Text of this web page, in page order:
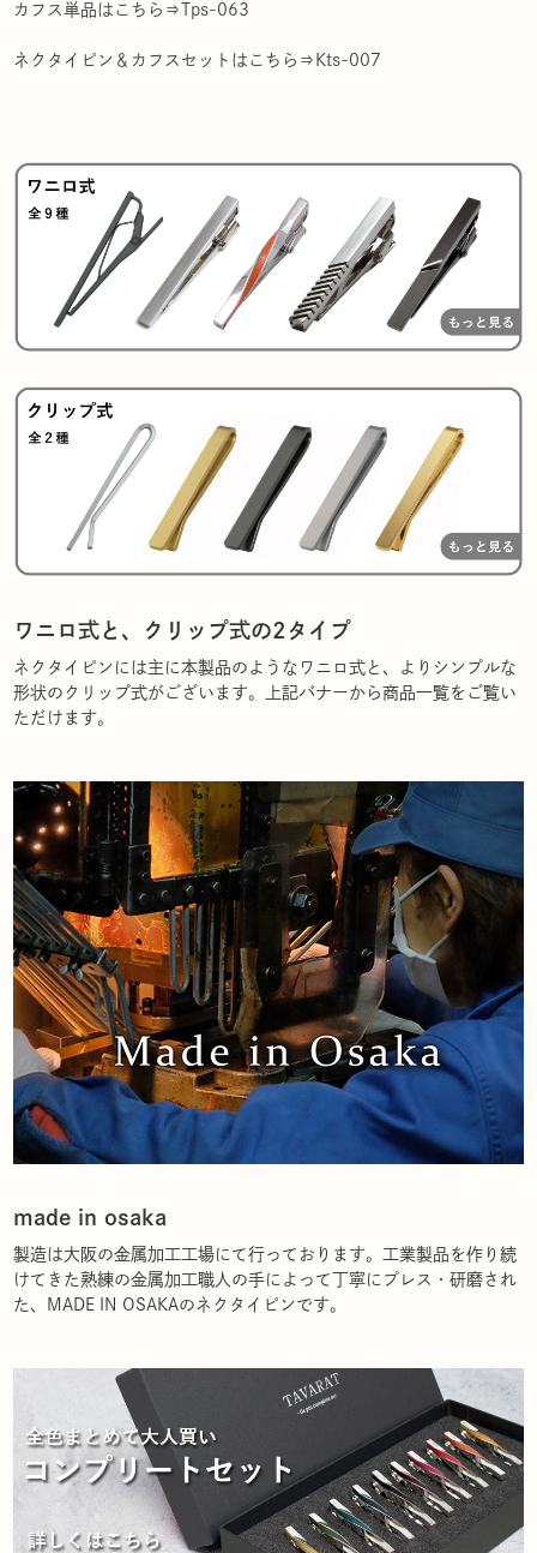
カフス単品はこちら⇒Tps-063
ネクタイピン＆カフスセットはこちら⇒Kts-007
ワニロ式と、クリップ式の2タイプ
ネクタイピンには主に本製品のようなワニロ式と、よりシンプルな
形状のクリップ式がございます。上記バナーから商品一覧をご覧い
ただけます。
made in osaka
製造は大阪の金属加工工場にて行っております。工業製品を作り続
けてきた熟練の金属加工職人の手によって丁寧にプレス・研磨され
た、MADE IN OSAKAのネクタイピンです。